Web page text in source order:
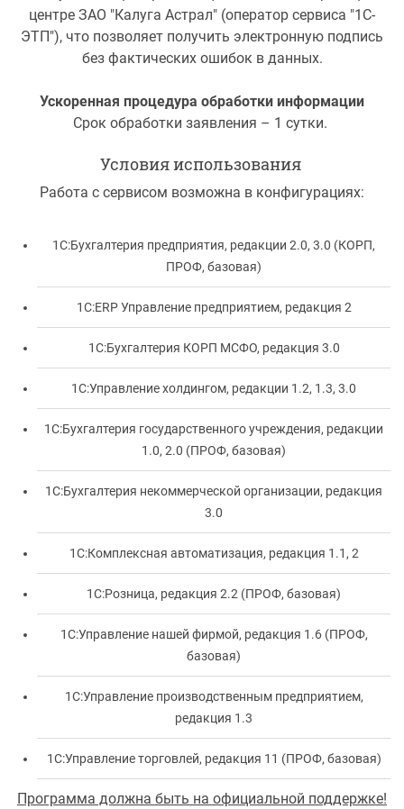
центре ЗАО "Калуга Астрал" (оператор сервиса "1С-
ЭТП"), что позволяет получить электронную подпись
без фактических ошибок в данных.
Ускоренная процедура обработки информации
Срок обработки заявления – 1 сутки.
Условия использования
Работа с сервисом возможна в конфигурациях:
1С:Бухгалтерия предприятия, редакции 2.0, 3.0 (КОРП,
ПРОФ, базовая)
1С:ERP Управление предприятием, редакция 2
1С:Бухгалтерия КОРП МСФО, редакция 3.0
1С:Управление холдингом, редакции 1.2, 1.3, 3.0
1С:Бухгалтерия государственного учреждения, редакции
1.0, 2.0 (ПРОФ, базовая)
1С:Бухгалтерия некоммерческой организации, редакция
3.0
1С:Комплексная автоматизация, редакция 1.1, 2
1С:Розница, редакция 2.2 (ПРОФ, базовая)
1С:Управление нашей фирмой, редакция 1.6 (ПРОФ,
базовая)
1С:Управление производственным предприятием,
редакция 1.3
1С:Управление торговлей, редакция 11 (ПРОФ, базовая)
Программа должна быть на официальной поддержке!